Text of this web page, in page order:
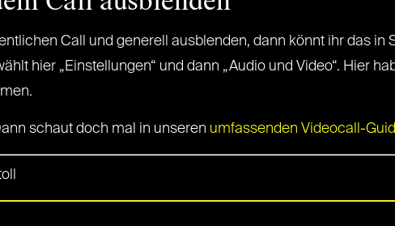
Call und generell ausblenden, dann könnt ihr das in
hier „Einstellungen“ und dann „Audio und Video“. Hier
schaut doch mal in unseren umfassenden Videocall-